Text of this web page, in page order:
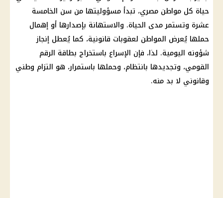
حياة كل مواطن مصري، تبدأ مسؤوليتها من سن الخامسة
عشرة وتستمر مدى الحياة. والاستهانة بإصدارها أو إهمال
حملها يُعرض المواطن لعقوبات قانونية، كما يُعطل إنجاز
شؤونه اليومية. لذا، فإن الإسراع باستخراج بطاقة الرقم
القومي، وتجديدها بانتظام، وحملها باستمرار، هو التزام وطني
وقانوني لا بد منه.